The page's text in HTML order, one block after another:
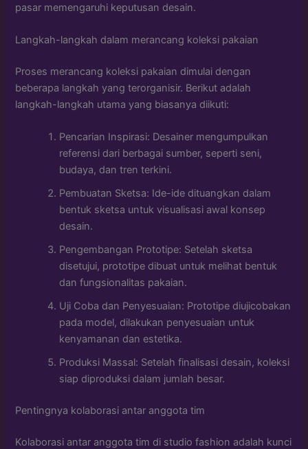
pasar memengaruhi keputusan desain.
Langkah-langkah dalam merancang koleksi pakaian
Proses merancang koleksi pakaian dimulai dengan
beberapa langkah yang terorganisir. Berikut adalah
langkah-langkah utama yang biasanya diikuti:
Pencarian Inspirasi: Desainer mengumpulkan
referensi dari berbagai sumber, seperti seni,
budaya, dan tren terkini.
Pembuatan Sketsa: Ide-ide dituangkan dalam
bentuk sketsa untuk visualisasi awal konsep
desain.
Pengembangan Prototipe: Setelah sketsa
disetujui, prototipe dibuat untuk melihat bentuk
dan fungsionalitas pakaian.
Uji Coba dan Penyesuaian: Prototipe diujicobakan
pada model, dilakukan penyesuaian untuk
kenyamanan dan estetika.
Produksi Massal: Setelah finalisasi desain, koleksi
siap diproduksi dalam jumlah besar.
Pentingnya kolaborasi antar anggota tim
Kolaborasi antar anggota tim di studio fashion adalah kunci